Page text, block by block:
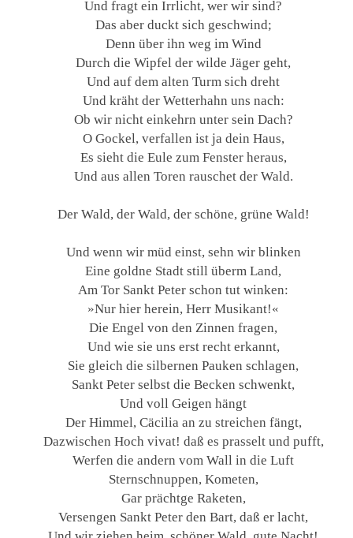
Und fragt ein Irrlicht, wer wir sind?
Das aber duckt sich geschwind;
Denn über ihn weg im Wind
Durch die Wipfel der wilde Jäger geht,
Und auf dem alten Turm sich dreht
Und kräht der Wetterhahn uns nach:
Ob wir nicht einkehrn unter sein Dach?
O Gockel, verfallen ist ja dein Haus,
Es sieht die Eule zum Fenster heraus,
Und aus allen Toren rauschet der Wald.
Der Wald, der Wald, der schöne, grüne Wald!
Und wenn wir müd einst, sehn wir blinken
Eine goldne Stadt still überm Land,
Am Tor Sankt Peter schon tut winken:
»Nur hier herein, Herr Musikant!«
Die Engel von den Zinnen fragen,
Und wie sie uns erst recht erkannt,
Sie gleich die silbernen Pauken schlagen,
Sankt Peter selbst die Becken schwenkt,
Und voll Geigen hängt
Der Himmel, Cäcilia an zu streichen fängt,
Dazwischen Hoch vivat! daß es prasselt und pufft,
Werfen die andern vom Wall in die Luft
Sternschnuppen, Kometen,
Gar prächtge Raketen,
Versengen Sankt Peter den Bart, daß er lacht,